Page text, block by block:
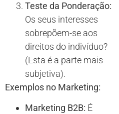
Teste da Ponderação:
Os seus interesses
sobrepõem-se aos
direitos do indivíduo?
(Esta é a parte mais
subjetiva).
Exemplos no Marketing:
Marketing B2B: É